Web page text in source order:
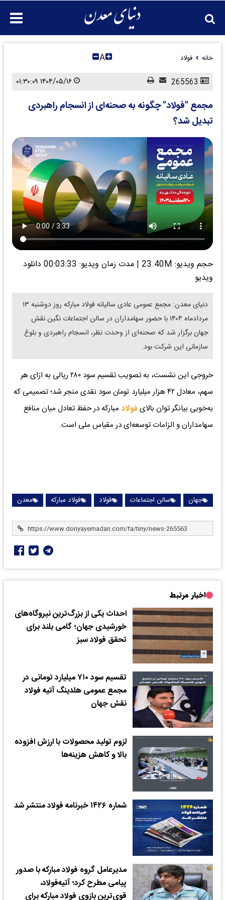
خانه فولاد A
مجمع "فولاد" چگونه به صحنه‌ای از انسجام راهبردی
تبدیل شد؟
حجم ویدیو: 23.40M | مدت زمان ویدیو: 00:03:33
دانلود
ویدیو
دنیای معدن: مجمع عمومی عادی سالیانه فولاد مبارکه روز دوشنبه ۱۳
مردادماه ۱۴۰۴ با حضور سهامداران در سالن اجتماعات نگین نقش
جهان برگزار شد که صحنه‌ای از وحدت نظر، انسجام راهبردی و بلوغ
سازمانی این شرکت بود.
خروجی این نشست، به تصویب تقسیم سود ۲۸۰ ریالی به ازای هر
سهم، معادل ۴۲ هزار میلیارد تومان سود نقدی منجر شد؛ تصمیمی که
به‌خوبی بیانگر توان بالای فولاد مبارکه در حفظ تعادل میان منافع
سهامداران و الزامات توسعه‌ای در مقیاس ملی است.
جهان سالن اجتماعات فولاد فولاد مبارکه معدن
اخبار مرتبط
احداث یکی از بزرگ‌ترین نیروگاه‌های
خورشیدی جهان؛ گامی بلند برای
تحقق فولاد سبز
تقسیم سود ۷۱۰ میلیارد تومانی در
مجمع عمومی هلدینگ آتیه فولاد
نقش جهان
لزوم تولید محصولات با ارزش افزوده
بالا و کاهش هزینه‌ها
شماره ۱۴۲۶ خبرنامه فولاد منتشر شد
مدیرعامل گروه فولاد مبارکه با صدور
پیامی مطرح کرد؛ آتیه‌فولاد،
قوی‌ترین بازوی فولاد مبارکه برای